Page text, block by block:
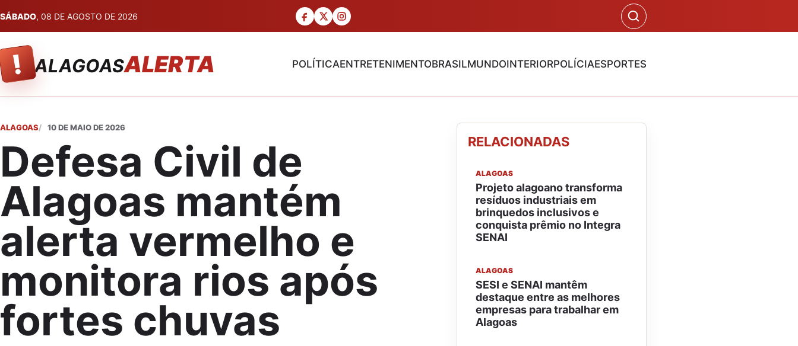
SÁBADO, 08 DE AGOSTO DE 2026
! ALAGOASALERTA POLÍTICAENTRETENIMENTOBRASILMUNDOINTERIORPOLÍCIAESPORTES
ALAGOAS 10 DE MAIO DE 2026
Defesa Civil de
Alagoas mantém
alerta vermelho e
monitora rios após
fortes chuvas
RELACIONADAS
ALAGOAS
Projeto alagoano transforma
resíduos industriais em
brinquedos inclusivos e
conquista prêmio no Integra
SENAI
ALAGOAS
SESI e SENAI mantêm
destaque entre as melhores
empresas para trabalhar em
Alagoas